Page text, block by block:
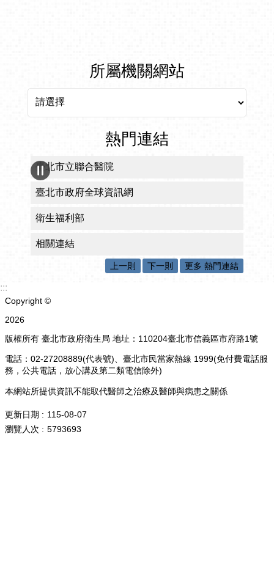
所屬機關網站
熱門連結
臺北市立聯合醫院
臺北市政府全球資訊網
衛生福利部
相關連結
上一則 下一則 更多 熱門連結
:::
Copyright ©
2026
版權所有 臺北市政府衛生局 地址：110204臺北市信義區市府路1號
電話：02-27208889(代表號)、臺北市民當家熱線 1999(免付費電話服
務，公共電話，放心講及第二類電信除外)
本網站所提供資訊不能取代醫師之治療及醫師與病患之關係
更新日期
115-08-07
瀏覽人次
5793693